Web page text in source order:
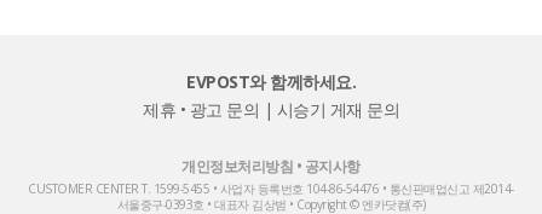
EVPOST와 함께하세요.
제휴 • 광고 문의 | 시승기 게재 문의
개인정보처리방침 • 공지사항
CUSTOMER CENTER T. 1599-5455 • 사업자 등록번호 104-86-54476 • 통신판매업신고 제2014-
서울중구-0393호 • 대표자 김상범 • Copyright © 엔카닷컴(주)